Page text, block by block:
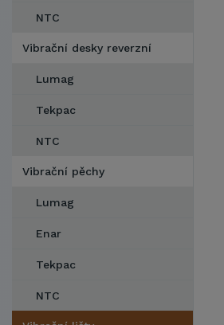
NTC
Vibrační desky reverzní
Lumag
Tekpac
NTC
Vibrační pěchy
Lumag
Enar
Tekpac
NTC